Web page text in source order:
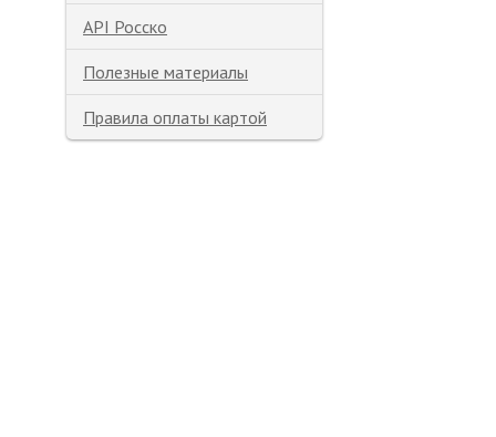
API Росско
Полезные материалы
Правила оплаты картой